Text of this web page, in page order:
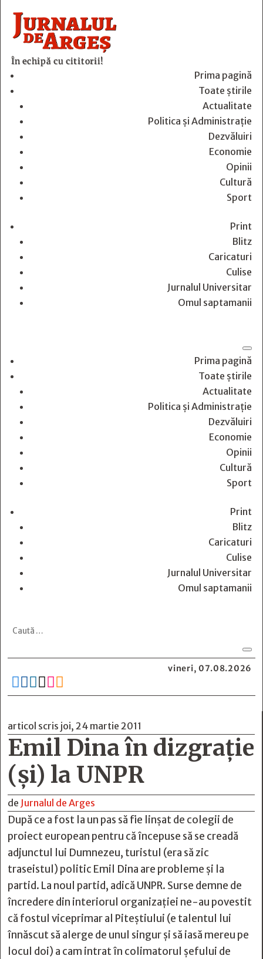
În echipă cu cititorii!
Prima pagină
Toate știrile
Actualitate
Politica și Administrație
Dezvăluiri
Economie
Opinii
Cultură
Sport
Print
Blitz
Caricaturi
Culise
Jurnalul Universitar
Omul saptamanii
Prima pagină
Toate știrile
Actualitate
Politica și Administrație
Dezvăluiri
Economie
Opinii
Cultură
Sport
Print
Blitz
Caricaturi
Culise
Jurnalul Universitar
Omul saptamanii
vineri, 07.08.2026
     
articol scris joi, 24 martie 2011
Emil Dina în dizgraţie
(şi) la UNPR
de Jurnalul de Arges
După ce a fost la un pas să fie linşat de colegii de
proiect european pentru că începuse să se creadă
adjunctul lui Dumnezeu, turistul (era să zic
traseistul) politic Emil Dina are probleme şi la
partid. La noul partid, adică UNPR. Surse demne de
încredere din interiorul organizaţiei ne-au povestit
că fostul viceprimar al Piteştiului (e talentul lui
înnăscut să alerge de unul singur şi să iasă mereu pe
locul doi) a cam intrat în colimatorul şefului de